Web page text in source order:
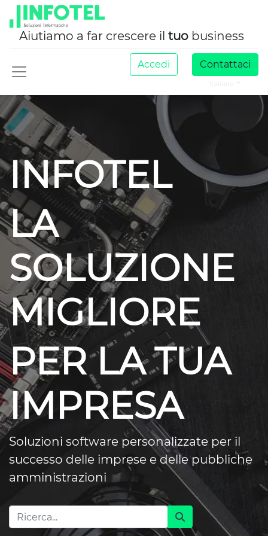
Aiutiamo a far crescere il tuo business
Accedi Contattaci
INFOTEL
LA
SOLUZIONE
MIGLIORE
PER LA TUA
IMPRESA
Soluzioni software personalizzate per il
successo delle imprese e delle pubbliche
amministrazioni